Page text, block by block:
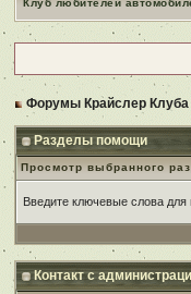
Клуб любителей
Форумы Крайслер Клуба
Разделы помощи
Просмотр выбранного
Введите ключевые слова для
Контакт с